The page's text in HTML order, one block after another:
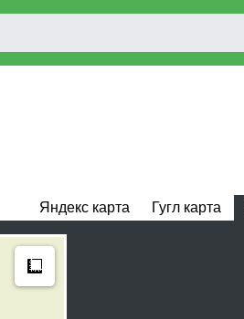
Яндекс карта Гугл карта